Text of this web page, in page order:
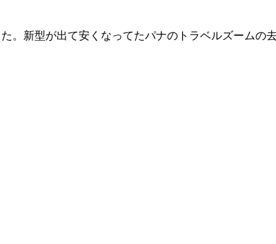
。新型が出て安くなってたパナのトラベルズームの